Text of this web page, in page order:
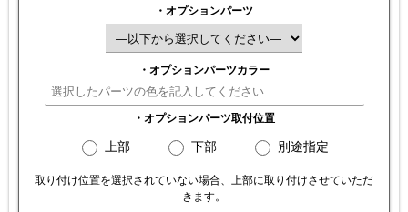
・オプションパーツ
・オプションパーツカラー
・オプションパーツ取付位置
上部 下部 別途指定
取り付け位置を選択されていない場合、上部に取り付けさせていただ
きます。